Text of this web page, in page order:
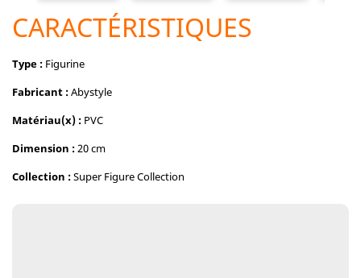
CARACTÉRISTIQUES
Type : Figurine
Fabricant :Abystyle
Matériau(x) : PVC
Dimension :20 cm
Collection :Super Figure Collection